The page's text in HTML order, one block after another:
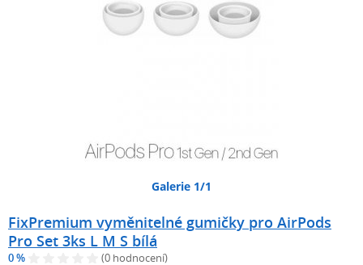
Galerie 1/1
FixPremium vyměnitelné gumičky pro AirPods
Pro Set 3ks L M S bílá
0 % (0 hodnocení)